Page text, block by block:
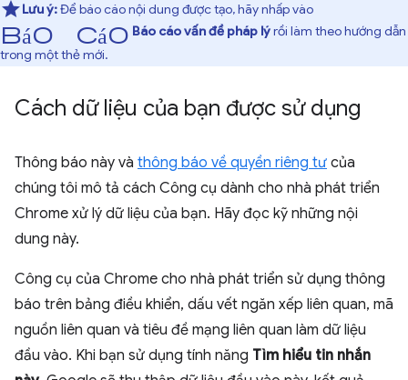
Lưu ý:Để báo cáo nội dung được tạo, hãy nhấp vào
báo cáo Báo cáo vấn đề pháp lýrồi làm theo hướng dẫn
trong một thẻ mới.
Cách dữ liệu của bạn được sử dụng
Thông báo này và thông báo về quyền riêng tư của
chúng tôi mô tả cách Công cụ dành cho nhà phát triển
Chrome xử lý dữ liệu của bạn. Hãy đọc kỹ những nội
dung này.
Công cụ của Chrome cho nhà phát triển sử dụng thông
báo trên bảng điều khiển, dấu vết ngăn xếp liên quan, mã
nguồn liên quan và tiêu đề mạng liên quan làm dữ liệu
đầu vào. Khi bạn sử dụng tính năng Tìm hiểu tin nhắn